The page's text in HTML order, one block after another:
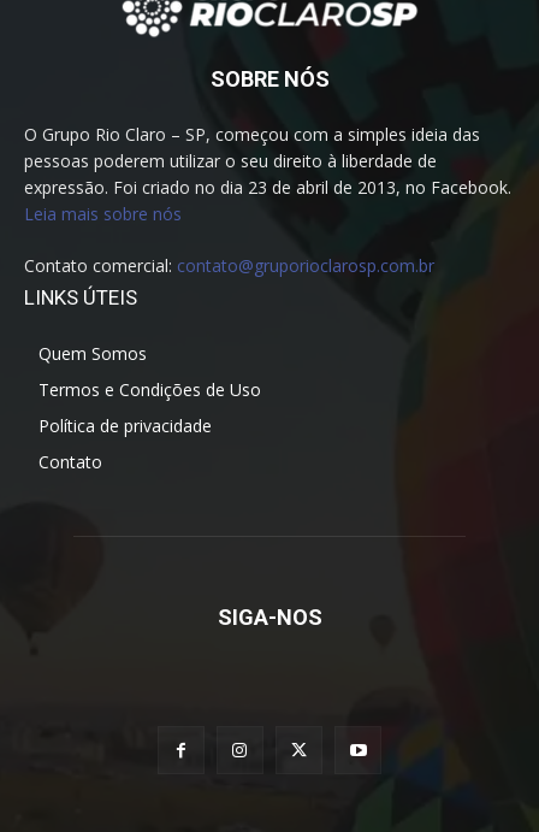
SOBRE NÓS
O Grupo Rio Claro – SP, começou com a simples ideia das
pessoas poderem utilizar o seu direito à liberdade de
expressão. Foi criado no dia 23 de abril de 2013, no Facebook.
Leia mais sobre nós
Contato comercial: contato@gruporioclarosp.com.br
LINKS ÚTEIS
Quem Somos
Termos e Condições de Uso
Política de privacidade
Contato
SIGA-NOS